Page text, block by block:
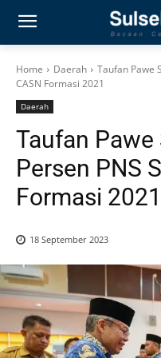
Home Daerah
Taufan Pawe
CASN Formasi 2021
Daerah
Taufan Pawe
Persen PNS
Formasi 2021
18 September 2023